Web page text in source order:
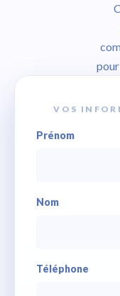
VOS
Prénom
Nom
Téléphone